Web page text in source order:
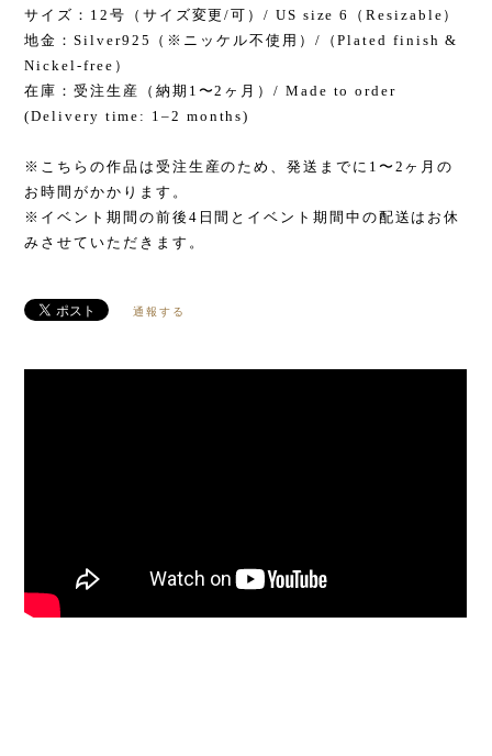
サイズ：12号（サイズ変更/可）/ US size 6（Resizable）
地金：Silver925（※ニッケル不使用）/（Plated finish &
Nickel-free）
在庫：受注生産（納期1〜2ヶ月）/ Made to order
(Delivery time: 1–2 months)
※こちらの作品は受注生産のため、発送までに1〜2ヶ月の
お時間がかかります。
※イベント期間の前後4日間とイベント期間中の配送はお休
みさせていただきます。
通報する